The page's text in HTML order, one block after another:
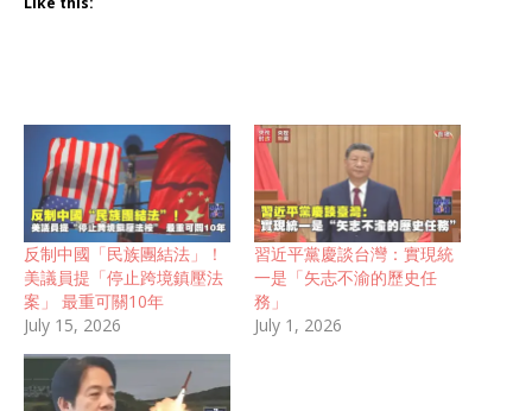
反制中國「民族團結法」！
美議員提「停止跨境鎮壓法
案」 最重可關10年
July 15, 2026
習近平黨慶談台灣：實現統
一是「矢志不渝的歷史任
務」
July 1, 2026